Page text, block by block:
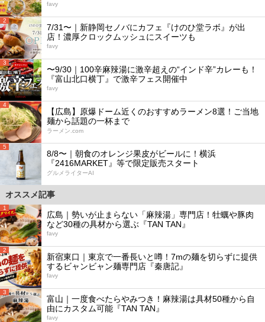
favy
2
7/31〜｜新静岡セノバにカフェ『けのひ堂ラボ』が出
店！濃厚クロックムッシュにスイーツも
favy
3
〜9/30｜100辛麻辣湯に激辛超えの“インド辛”カレーも！
『富山北口横丁』で激辛フェス開催中
favy
4
【広島】原爆ドーム近くのおすすめラーメン8選！ご当地
麺から話題の一杯まで
ラーメン.com
5
8/8〜｜朝食のオレンジ果皮がビールに！横浜
『2416MARKET』等で限定販売スタート
グルメライターAI
オススメ記事
1
広島｜勢いが止まらない「麻辣湯」専門店！牡蠣や豚肉
など30種の具材から選ぶ『TAN TAN』
favy
2
新宿東口｜東京で一番長いと噂！7mの麺を切らずに提供
するビャンビャン麺専門店『秦唐記』
favy
3
富山｜一度食べたらやみつき！麻辣湯は具材50種から自
由にカスタム可能『TAN TAN』
favy